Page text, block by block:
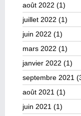
août 2022 (1)
juillet 2022 (1)
juin 2022 (1)
mars 2022 (1)
janvier 2022 (1)
septembre 2021
août 2021 (1)
juin 2021 (1)